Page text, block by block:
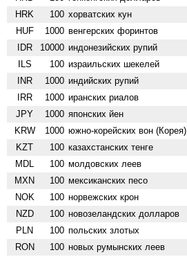
HRK 100 хорватских кун
HUF 1000 венгерских форинтов
IDR 10000 индонезийских рупий
ILS 100 израильских шекелей
INR 1000 индийских рупий
IRR 1000 иранских риалов
JPY 1000 японских йен
KRW 1000 южно-корейских вон (Корея)
KZT 100 казахстанских тенге
MDL 100 молдовских леев
MXN 100 мексиканских песо
NOK 100 норвежских крон
NZD 100 ново­зеландских долларов
PLN 100 польских злотых
RON 100 новых румынских леев